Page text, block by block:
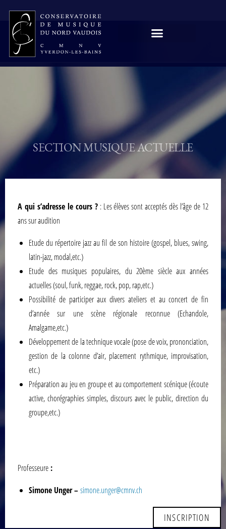
SECTION MUSIQUE ACTUELLE
A qui s’adresse le cours ?: Les élèves sont acceptés dès l’âge de 12
ans sur audition
Etude du répertoire jazz au fil de son histoire (gospel, blues, swing,
latin-jazz, modal,etc.)
Etude des musiques populaires, du 20ème siècle aux années
actuelles (soul, funk, reggae, rock, pop, rap,etc.)
Possibilité de participer aux divers ateliers et au concert de fin
d’année sur une scène régionale reconnue (Echandole,
Amalgame,etc.)
Développement de la technique vocale (pose de voix, prononciation,
gestion de la colonne d’air, placement rythmique, improvisation,
etc.)
Préparation au jeu en groupe et au comportement scénique (écoute
active, chorégraphies simples, discours avec le public, direction du
groupe,etc.)
Professeure :
Simone Unger – simone.unger@cmnv.ch
INSCRIPTION